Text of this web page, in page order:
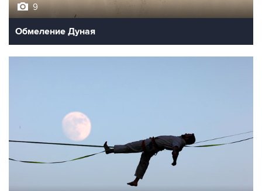
9
Обмеление Дуная